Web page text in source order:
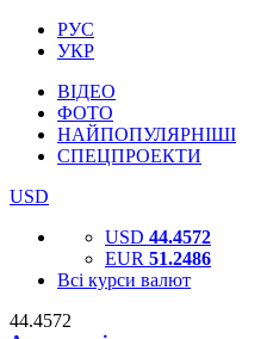
РУС
УКР
ВІДЕО
ФОТО
НАЙПОПУЛЯРНІШІ
СПЕЦПРОЕКТИ
USD
USD 44.4572
EUR 51.2486
Всі курси валют
44.4572